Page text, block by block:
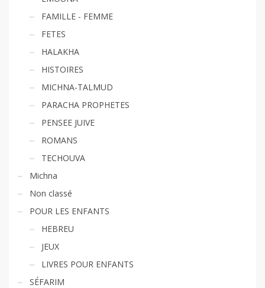
FAMILLE - FEMME
FETES
HALAKHA
HISTOIRES
MICHNA-TALMUD
PARACHA PROPHETES
PENSEE JUIVE
ROMANS
TECHOUVA
Michna
Non classé
POUR LES ENFANTS
HEBREU
JEUX
LIVRES POUR ENFANTS
SÉFARIM